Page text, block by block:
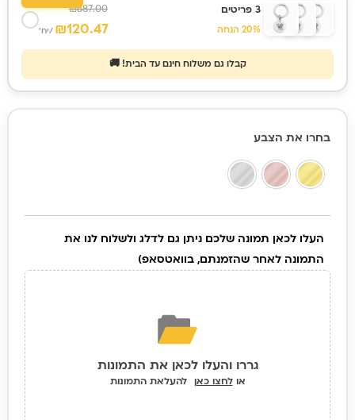
3 פריטים
20% הנחה
₪687.00
₪120.47 /יח'
קבלו גם משלוח חינם עד הבית! 🚚
בחרו את הצבע
העלו לכאן תמונה שלכם ניתן גם לדלג ולשלוח לנו את
התמונה לאחר שהזמנתם, בוואטסאפ)
גררו והעלו לכאן את התמונות
אולחצו כאן להעלאת התמונות
של
מחזיק
מפתחות
של בעל
החיים
שלכם